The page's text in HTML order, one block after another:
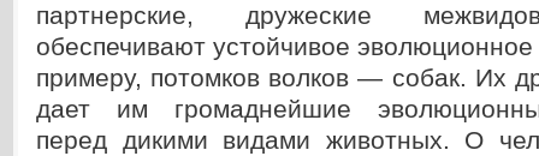
партнерские, дружеские
обеспечивают устойчивое эволюционное
примеру, потомков волков — собак. Их
дает им громаднейшие
перед дикими видами животных. О